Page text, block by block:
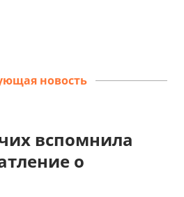
новость
вспомнила
о